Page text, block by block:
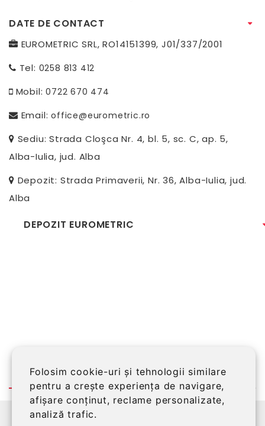
Folosim cookie-uri și tehnologii similare
pentru a crește experiența de navigare,
afișare conținut, reclame personalizate,
analiză trafic.
DATE DE CONTACT
EUROMETRIC SRL, RO14151399, J01/337/2001
Tel: 0258 813 412
Mobil:0722 670 474
Email:office@eurometric.ro
Sediu: Strada Cloşca Nr. 4, bl. 5, sc. C, ap. 5,
Alba-Iulia, jud. Alba
Depozit: Strada Primaverii, Nr. 36, Alba-Iulia, jud.
Alba
DEPOZIT EUROMETRIC
©2026 EUROMETRIC SRL, Alba Iulia, RO14151399,